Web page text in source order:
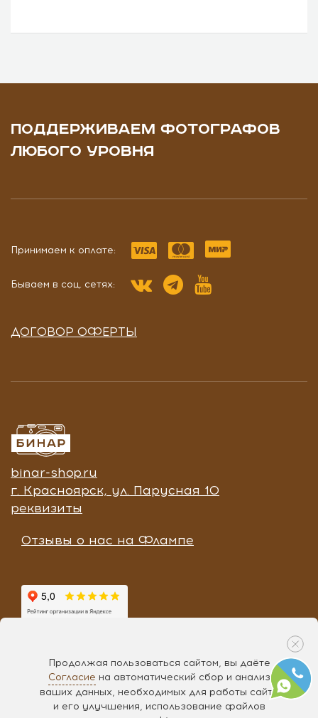
ПОДДЕРЖИВАЕМ ФОТОГРАФОВ
ЛЮБОГО УРОВНЯ
Принимаем к оплате:
Бываем в соц. сетях:
ДОГОВОР ОФЕРТЫ
binar-shop.ru
г. Красноярск, ул. Парусная 10
реквизиты
Отзывы о нас на Флампе
Разработка « Чипса», 2017
Продолжая пользоваться сайтом, вы даёте
Согласие на автоматический сбор и анализ
ваших данных, необходимых для работы сайта
и его улучшения, использование файлов